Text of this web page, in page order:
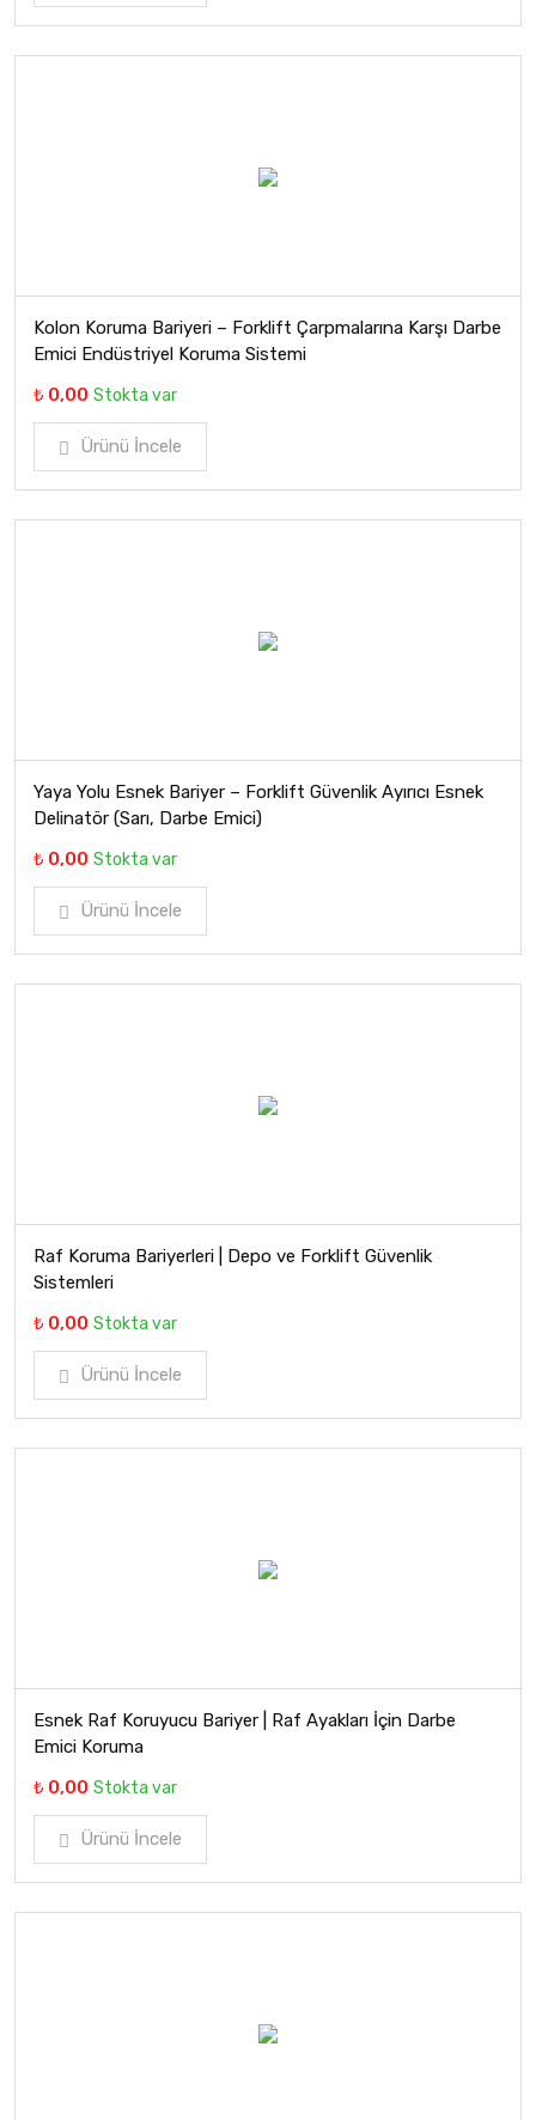
Kolon Koruma Bariyeri – Forklift Çarpmalarına Karşı Darbe
Emici Endüstriyel Koruma Sistemi
₺ 0,00 Stokta var
Ürünü İncele
Yaya Yolu Esnek Bariyer – Forklift Güvenlik Ayırıcı Esnek
Delinatör (Sarı, Darbe Emici)
₺ 0,00 Stokta var
Ürünü İncele
Raf Koruma Bariyerleri | Depo ve Forklift Güvenlik
Sistemleri
₺ 0,00 Stokta var
Ürünü İncele
Esnek Raf Koruyucu Bariyer | Raf Ayakları İçin Darbe
Emici Koruma
₺ 0,00 Stokta var
Ürünü İncele